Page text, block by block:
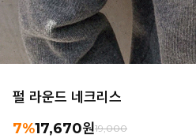
펄 라운드 네크리스
7%17,670원19,000